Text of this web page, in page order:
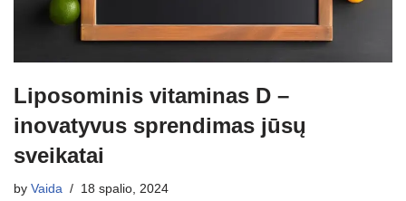
Liposominis vitaminas D –
inovatyvus sprendimas jūsų
sveikatai
by Vaida 18 spalio, 2024